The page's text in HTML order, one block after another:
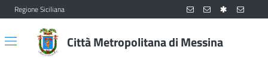
Vai al contenuto principale
Vai al menu principale
Regione Siciliana
Città Metropolitana di Messina